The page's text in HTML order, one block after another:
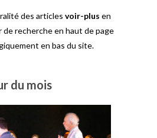
des articles voir-plus en
recherche en haut de page
en bas du site.
du mois